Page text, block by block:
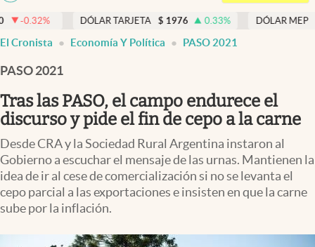
Uruguay
Economía y Política
Finanzas y Mercados
Mercados Online
Negocios
Columnistas
Otras secciones
Apertura
Infotechnology
DÓLAR TARJETA $ 1976 0.33% DÓLAR MEP $ 1518,45
El Cronista Economía Y Política PASO 2021
PASO 2021
Tras las PASO, el campo endurece el
discurso y pide el fin de cepo a la carne
Desde CRA y la Sociedad Rural Argentina instaron al
Gobierno a escuchar el mensaje de las urnas. Mantienen la
idea de ir al cese de comercialización si no se levanta el
cepo parcial a las exportaciones e insisten en que la carne
sube por la inflación.